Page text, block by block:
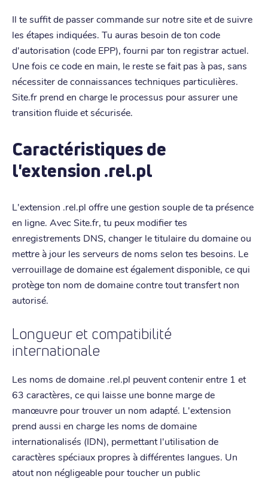
Il te suffit de passer commande sur notre site et de suivre
les étapes indiquées. Tu auras besoin de ton code
d'autorisation (code EPP), fourni par ton registrar actuel.
Une fois ce code en main, le reste se fait pas à pas, sans
nécessiter de connaissances techniques particulières.
Site.fr prend en charge le processus pour assurer une
transition fluide et sécurisée.
Caractéristiques de
l'extension .rel.pl
L'extension .rel.pl offre une gestion souple de ta présence
en ligne. Avec Site.fr, tu peux modifier tes
enregistrements DNS, changer le titulaire du domaine ou
mettre à jour les serveurs de noms selon tes besoins. Le
verrouillage de domaine est également disponible, ce qui
protège ton nom de domaine contre tout transfert non
autorisé.
Longueur et compatibilité
internationale
Les noms de domaine .rel.pl peuvent contenir entre 1 et
63 caractères, ce qui laisse une bonne marge de
manœuvre pour trouver un nom adapté. L'extension
prend aussi en charge les noms de domaine
internationalisés (IDN), permettant l'utilisation de
caractères spéciaux propres à différentes langues. Un
atout non négligeable pour toucher un public